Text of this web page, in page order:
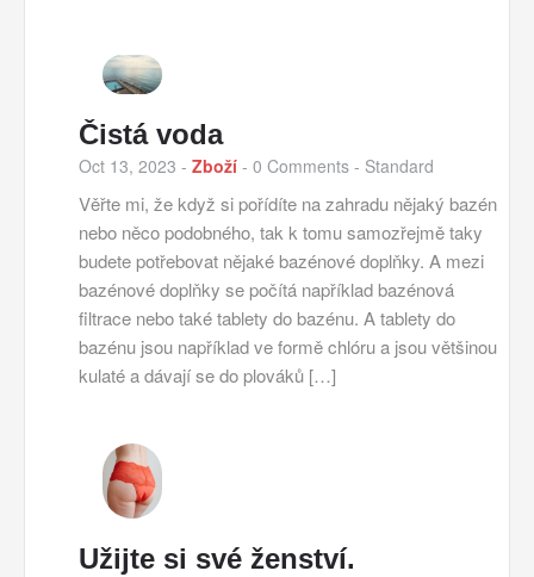
Čistá voda
Oct 13, 2023 - Zboží - 0 Comments - Standard
Věřte mi, že když si pořídíte na zahradu nějaký bazén
nebo něco podobného, tak k tomu samozřejmě taky
budete potřebovat nějaké bazénové doplňky. A mezi
bazénové doplňky se počítá například bazénová
filtrace nebo také tablety do bazénu. A tablety do
bazénu jsou například ve formě chlóru a jsou většinou
kulaté a dávají se do plováků […]
Užijte si své ženství.